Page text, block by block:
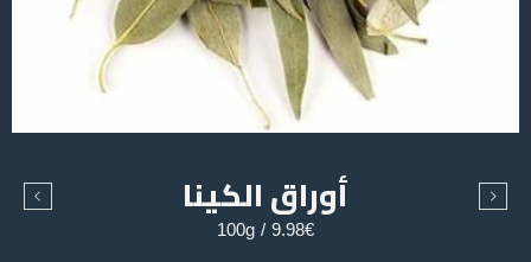
أوراق الكينا
9.98€ / 100g